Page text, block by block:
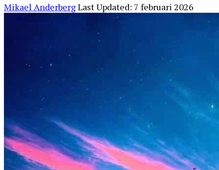
Posted
Mikael AnderbergLast Updated: 7 februari 2026